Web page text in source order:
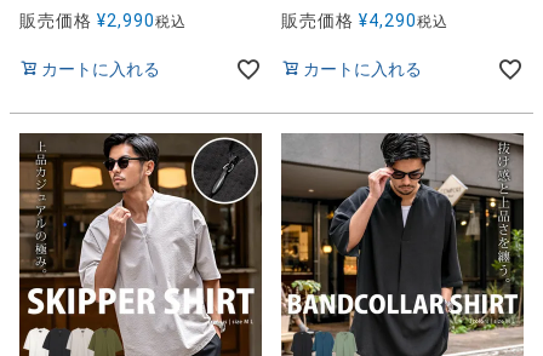
販売価格 ¥2,990税込
カートに入れる
販売価格 ¥4,290税込
カートに入れる